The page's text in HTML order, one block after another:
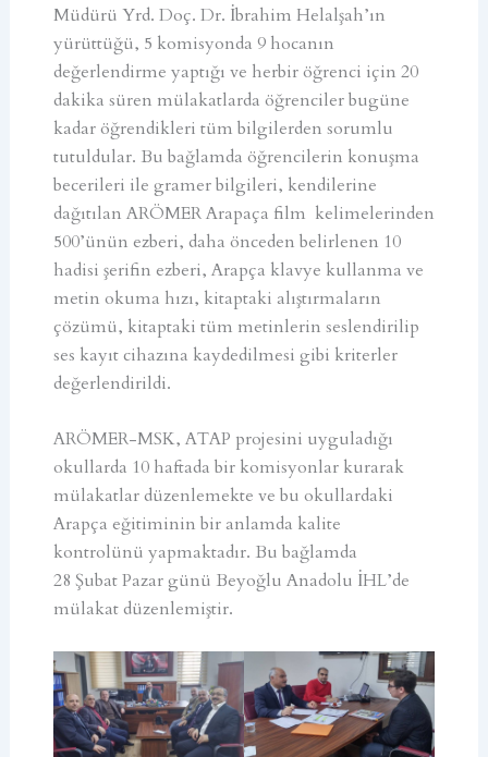
Müdürü Yrd. Doç. Dr. İbrahim Helalşah’ın
yürüttüğü, 5 komisyonda 9 hocanın
değerlendirme yaptığı ve herbir öğrenci için 20
dakika süren mülakatlarda öğrenciler bugüne
kadar öğrendikleri tüm bilgilerden sorumlu
tutuldular. Bu bağlamda öğrencilerin konuşma
becerileri ile gramer bilgileri, kendilerine
dağıtılan ARÖMER Arapaça film kelimelerinden
500’ünün ezberi, daha önceden belirlenen 10
hadisi şerifin ezberi, Arapça klavye kullanma ve
metin okuma hızı, kitaptaki alıştırmaların
çözümü, kitaptaki tüm metinlerin seslendirilip
ses kayıt cihazına kaydedilmesi gibi kriterler
değerlendirildi.
ARÖMER-MSK, ATAP projesini uyguladığı
okullarda 10 haftada bir komisyonlar kurarak
mülakatlar düzenlemekte ve bu okullardaki
Arapça eğitiminin bir anlamda kalite
kontrolünü yapmaktadır. Bu bağlamda
28 Şubat Pazar günü Beyoğlu Anadolu İHL’de
mülakat düzenlemiştir.